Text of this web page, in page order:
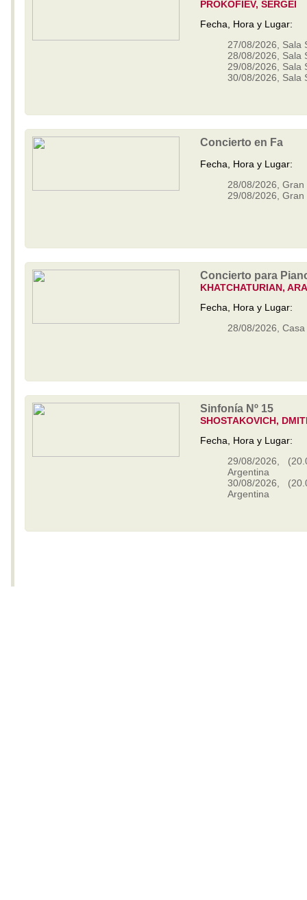
PROKOFIEV, SERGEI
Fecha, Hora y Lugar:
27/08/2026, Sala
28/08/2026, Sala
29/08/2026, Sala
30/08/2026, Sala
Concierto en Fa
Fecha, Hora y Lugar:
28/08/2026, Gran
29/08/2026, Gran
Concierto para
KHATCHATURIAN,
Fecha, Hora y Lugar:
28/08/2026, Casa
Sinfonía Nº 15
SHOSTAKOVICH,
Fecha, Hora y Lugar:
29/08/2026,
Argentina
30/08/2026,
Argentina